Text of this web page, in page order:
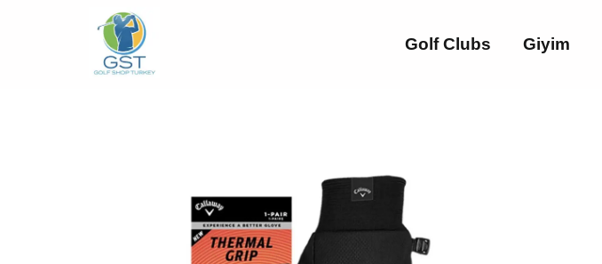
Golf Clubs Giyim